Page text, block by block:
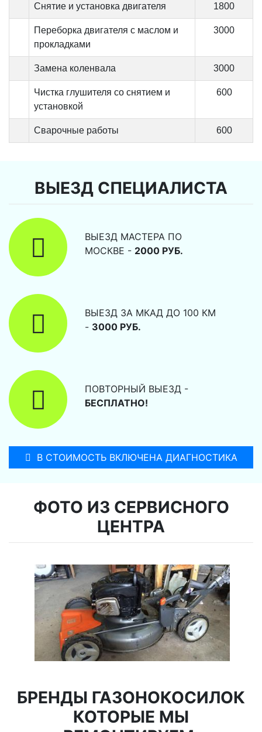
Снятие и установка двигателя 1800
Переборка двигателя с маслом и
прокладками
3000
Замена коленвала 3000
Чистка глушителя со снятием и
установкой
600
Сварочные работы 600
ВЫЕЗД СПЕЦИАЛИСТА
ВЫЕЗД МАСТЕРА ПО
МОСКВЕ - 2000 РУБ.
ВЫЕЗД ЗА МКАД ДО 100 КМ
- 3000 РУБ.
ПОВТОРНЫЙ ВЫЕЗД -
БЕСПЛАТНО!
В СТОИМОСТЬ ВКЛЮЧЕНА ДИАГНОСТИКА
ФОТО ИЗ СЕРВИСНОГО
ЦЕНТРА
БРЕНДЫ ГАЗОНОКОСИЛОК
КОТОРЫЕ МЫ